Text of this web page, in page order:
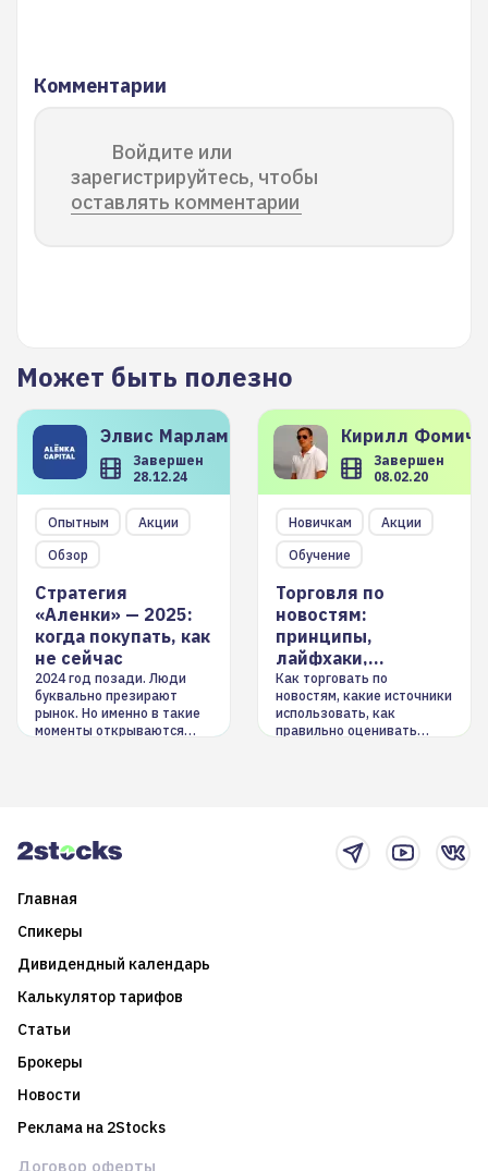
Комментарии
Войдите или
зарегистрируйтесь, чтобы
оставлять комментарии
Может быть полезно
Элвис Марламов
Завершен
28.12.24
Опытным
Акции
Обзор
Стратегия
«Аленки» — 2025:
когда покупать, как
не сейчас
2024 год позади. Люди
буквально презирают
рынок. Но именно в такие
моменты открываются
Кирилл
Завершен
08.02.20
Новичкам
Акции
Обучение
Торговля по
новостям:
принципы,
лайфхаки,
инструменты
Как торговать по
новостям, какие источники
использовать, как
правильно оценивать
Главная
Спикеры
Дивидендный календарь
Калькулятор тарифов
Статьи
Брокеры
Новости
Реклама на 2Stocks
Договор оферты